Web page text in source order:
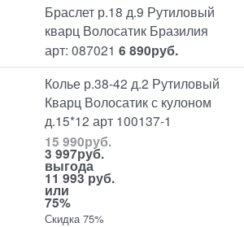
Браслет р.18 д.9 Рутиловый
кварц Волосатик Бразилия
арт: 087021 6 890руб.
Колье р.38-42 д.2 Рутиловый
Кварц Волосатик с кулоном
д.15*12 арт 100137-1
15 990руб.
3 997руб.
выгода
11 993 руб.
или
75%
Скидка 75%